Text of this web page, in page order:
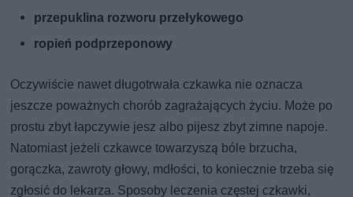
przepuklina rozworu przełykowego
ropień podprzeponowy
Oczywiście nawet długotrwała czkawka nie oznacza
jeszcze poważnych chorób zagrażających życiu. Może po
prostu zbyt łapczywie jesz albo pijesz zbyt zimne napoje.
Natomiast jeżeli czkawce towarzyszą bóle brzucha,
gorączka, zawroty głowy, mdłości, to koniecznie trzeba się
zgłosić do lekarza. Sposoby leczenia częstej czkawki,